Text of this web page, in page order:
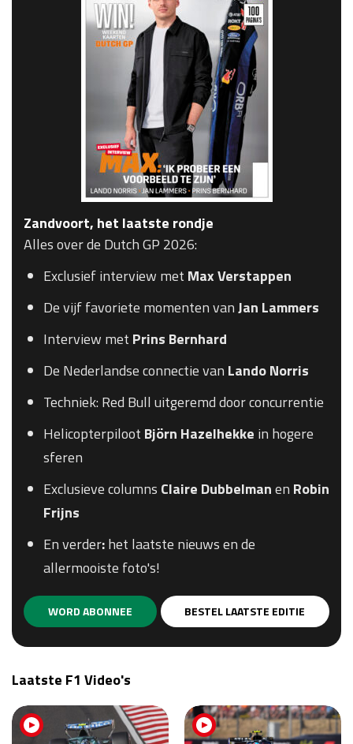
Zandvoort, het laatste rondje
Alles over de Dutch GP 2026:
Exclusief interview met Max Verstappen
De vijf favoriete momenten vanJan Lammers
Interview met Prins Bernhard
De Nederlandse connectie van Lando Norris
Techniek: Red Bull uitgeremd door concurrentie
Helicopterpiloot Björn Hazelhekke in hogere
sferen
Exclusieve columns Claire Dubbelmanen Robin
Frijns
En verder:het laatste nieuws en de
allermooiste foto's!
WORD ABONNEE BESTEL LAATSTE EDITIE
Laatste F1 Video's